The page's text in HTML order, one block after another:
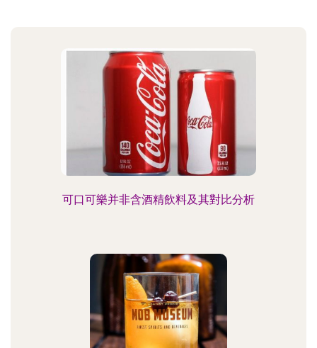
可口可樂并非含酒精飲料及其對比分析